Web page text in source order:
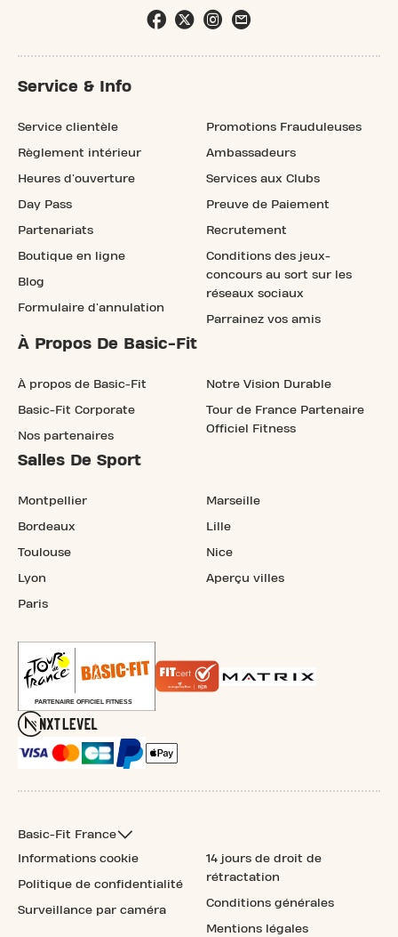
Service & Info
Service clientèle
Règlement intérieur
Heures d'ouverture
Day Pass
Partenariats
Boutique en ligne
Blog
Formulaire d'annulation
Promotions Frauduleuses
Ambassadeurs
Services aux Clubs
Preuve de Paiement
Recrutement
Conditions des jeux-
concours au sort sur les
réseaux sociaux
Parrainez vos amis
À Propos De Basic-Fit
À propos de Basic-Fit
Basic-Fit Corporate
Nos partenaires
Notre Vision Durable
Tour de France Partenaire
Officiel Fitness
Salles De Sport
Montpellier
Bordeaux
Toulouse
Lyon
Paris
Marseille
Lille
Nice
Aperçu villes
Basic-Fit France
Informations cookie
Politique de confidentialité
Surveillance par caméra
14 jours de droit de
rétractation
Conditions générales
Mentions légales